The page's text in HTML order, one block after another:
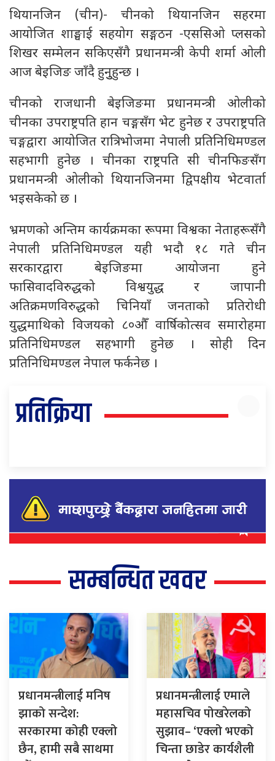
थियानजिन (चीन)- चीनको थियानजिन सहरमा
आयोजित शाङ्घाई सहयोग सङ्गठन -एससिओ प्लसको
शिखर सम्मेलन सकिएसँगै प्रधानमन्त्री केपी शर्मा ओली
आज बेइजिङ जाँदै हुनुुहुन्छ ।
चीनको राजधानी बेइजिङमा प्रधानमन्त्री ओलीको
चीनका उपराष्ट्रपति हान चङ्गसँग भेट हुनेछ र उपराष्ट्रपति
चङ्गद्वारा आयोजित रात्रिभोजमा नेपाली प्रतिनिधिमण्डल
सहभागी हुनेछ । चीनका राष्ट्रपति सी चीनफिङसँग
प्रधानमन्त्री ओलीको थियानजिनमा द्विपक्षीय भेटवार्ता
भइसकेको छ ।
भ्रमणको अन्तिम कार्यक्रमका रूपमा विश्वका नेताहरूसँगै
नेपाली प्रतिनिधिमण्डल यही भदौ १८ गते चीन
सरकारद्वारा बेइजिङमा आयोजना हुने
फासिवादविरुद्धको विश्वयुद्ध र जापानी
अतिक्रमणविरुद्धको चिनियाँ जनताको प्रतिरोधी
युद्धमाथिको विजयको ८०औँ वार्षिकोत्सव समारोहमा
प्रतिनिधिमण्डल सहभागी हुनेछ । सोही दिन
प्रतिनिधिमण्डल नेपाल फर्कनेछ ।
प्रतिक्रिया
सम्बन्धित खवर
प्रधानमन्त्रीलाई मनिष
झाको सन्देश:
सरकारमा कोही एक्लो
छैन, हामी सबै साथमा
प्रधानमन्त्रीलाई एमाले
महासचिव पोखरेलको
सुझाव– ‘एक्लो भएको
चिन्ता छाडेर कार्यशैली